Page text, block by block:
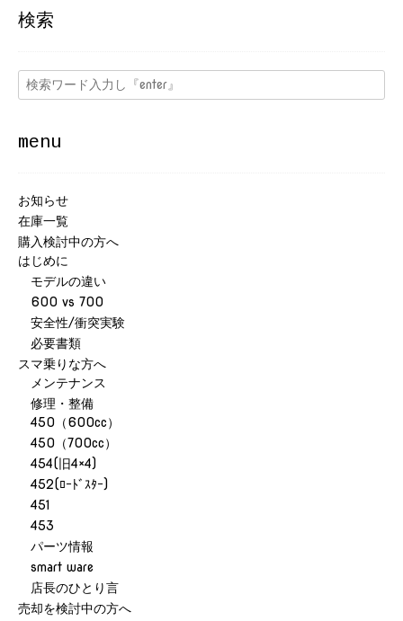
検索
menu
お知らせ
在庫一覧
購入検討中の方へ
はじめに
モデルの違い
600 vs 700
安全性/衝突実験
必要書類
スマ乗りな方へ
メンテナンス
修理・整備
450（600cc）
450（700cc）
454(旧4×4)
452(ﾛｰﾄﾞｽﾀｰ)
451
453
パーツ情報
smart ware
店長のひとり言
売却を検討中の方へ